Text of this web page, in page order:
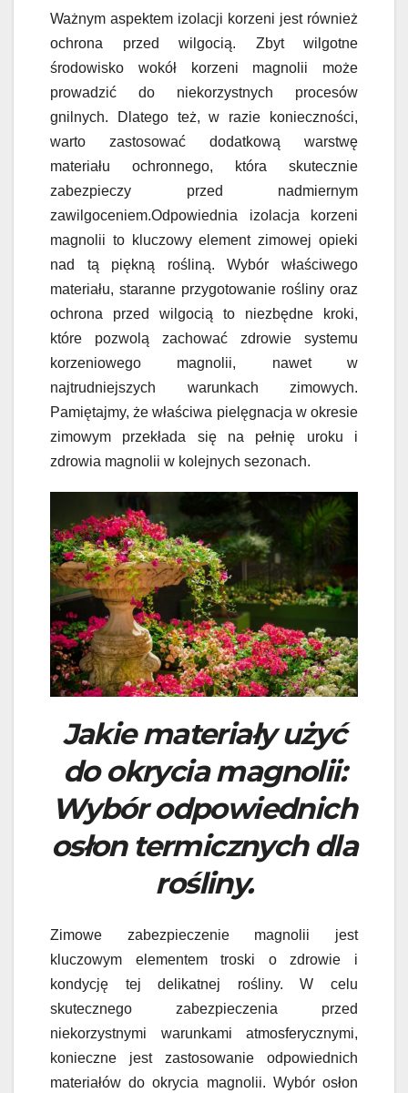
Ważnym aspektem izolacji korzeni jest również
ochrona przed wilgocią. Zbyt wilgotne
środowisko wokół korzeni magnolii może
prowadzić do niekorzystnych procesów
gnilnych. Dlatego też, w razie konieczności,
warto zastosować dodatkową warstwę
materiału ochronnego, która skutecznie
zabezpieczy przed nadmiernym
zawilgoceniem.Odpowiednia izolacja korzeni
magnolii to kluczowy element zimowej opieki
nad tą piękną rośliną. Wybór właściwego
materiału, staranne przygotowanie rośliny oraz
ochrona przed wilgocią to niezbędne kroki,
które pozwolą zachować zdrowie systemu
korzeniowego magnolii, nawet w
najtrudniejszych warunkach zimowych.
Pamiętajmy, że właściwa pielęgnacja w okresie
zimowym przekłada się na pełnię uroku i
zdrowia magnolii w kolejnych sezonach.
Jakie materiały użyć
do okrycia magnolii:
Wybór odpowiednich
osłon termicznych dla
rośliny.
Zimowe zabezpieczenie magnolii jest
kluczowym elementem troski o zdrowie i
kondycję tej delikatnej rośliny. W celu
skutecznego zabezpieczenia przed
niekorzystnymi warunkami atmosferycznymi,
konieczne jest zastosowanie odpowiednich
materiałów do okrycia magnolii. Wybór osłon